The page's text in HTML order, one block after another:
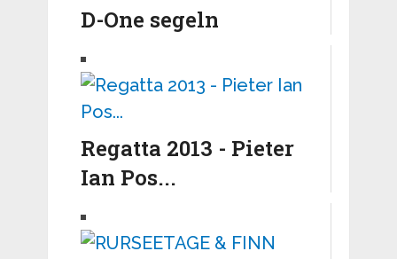
D-One segeln
Regatta 2013 - Pieter
Ian Pos...